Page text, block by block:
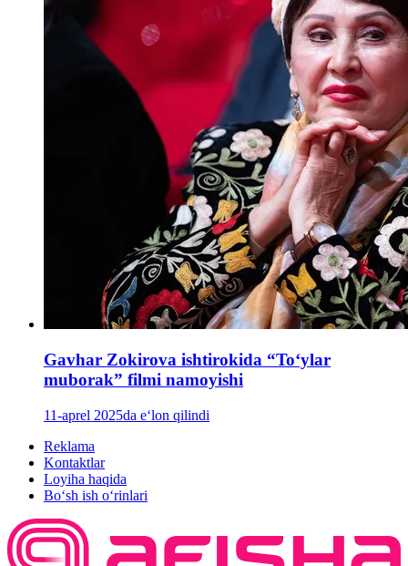
Gavhar Zokirova ishtirokida “To‘ylar
muborak” filmi namoyishi
11-aprel 2025da e‘lon qilindi
Reklama
Kontaktlar
Loyiha haqida
Bo‘sh ish o‘rinlari